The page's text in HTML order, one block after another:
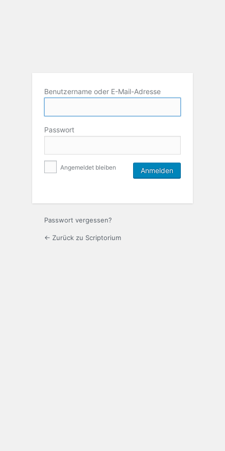
Benutzername oder E-Mail-Adresse
Passwort
Angemeldet bleiben
Passwort vergessen?
← Zurück zu Scriptorium